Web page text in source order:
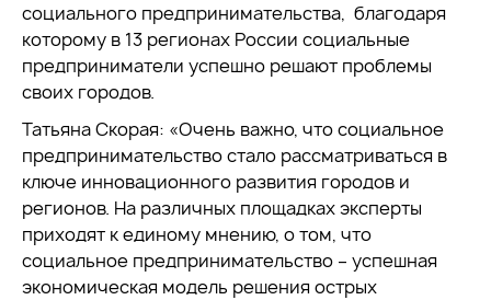
социального предпринимательства, благодаря
которому в 13 регионах России социальные
предприниматели успешно решают проблемы
своих городов.
Татьяна Скорая: «Очень важно, что социальное
предпринимательство стало рассматриваться в
ключе инновационного развития городов и
регионов. На различных площадках эксперты
приходят к единому мнению, о том, что
социальное предпринимательство – успешная
экономическая модель решения острых